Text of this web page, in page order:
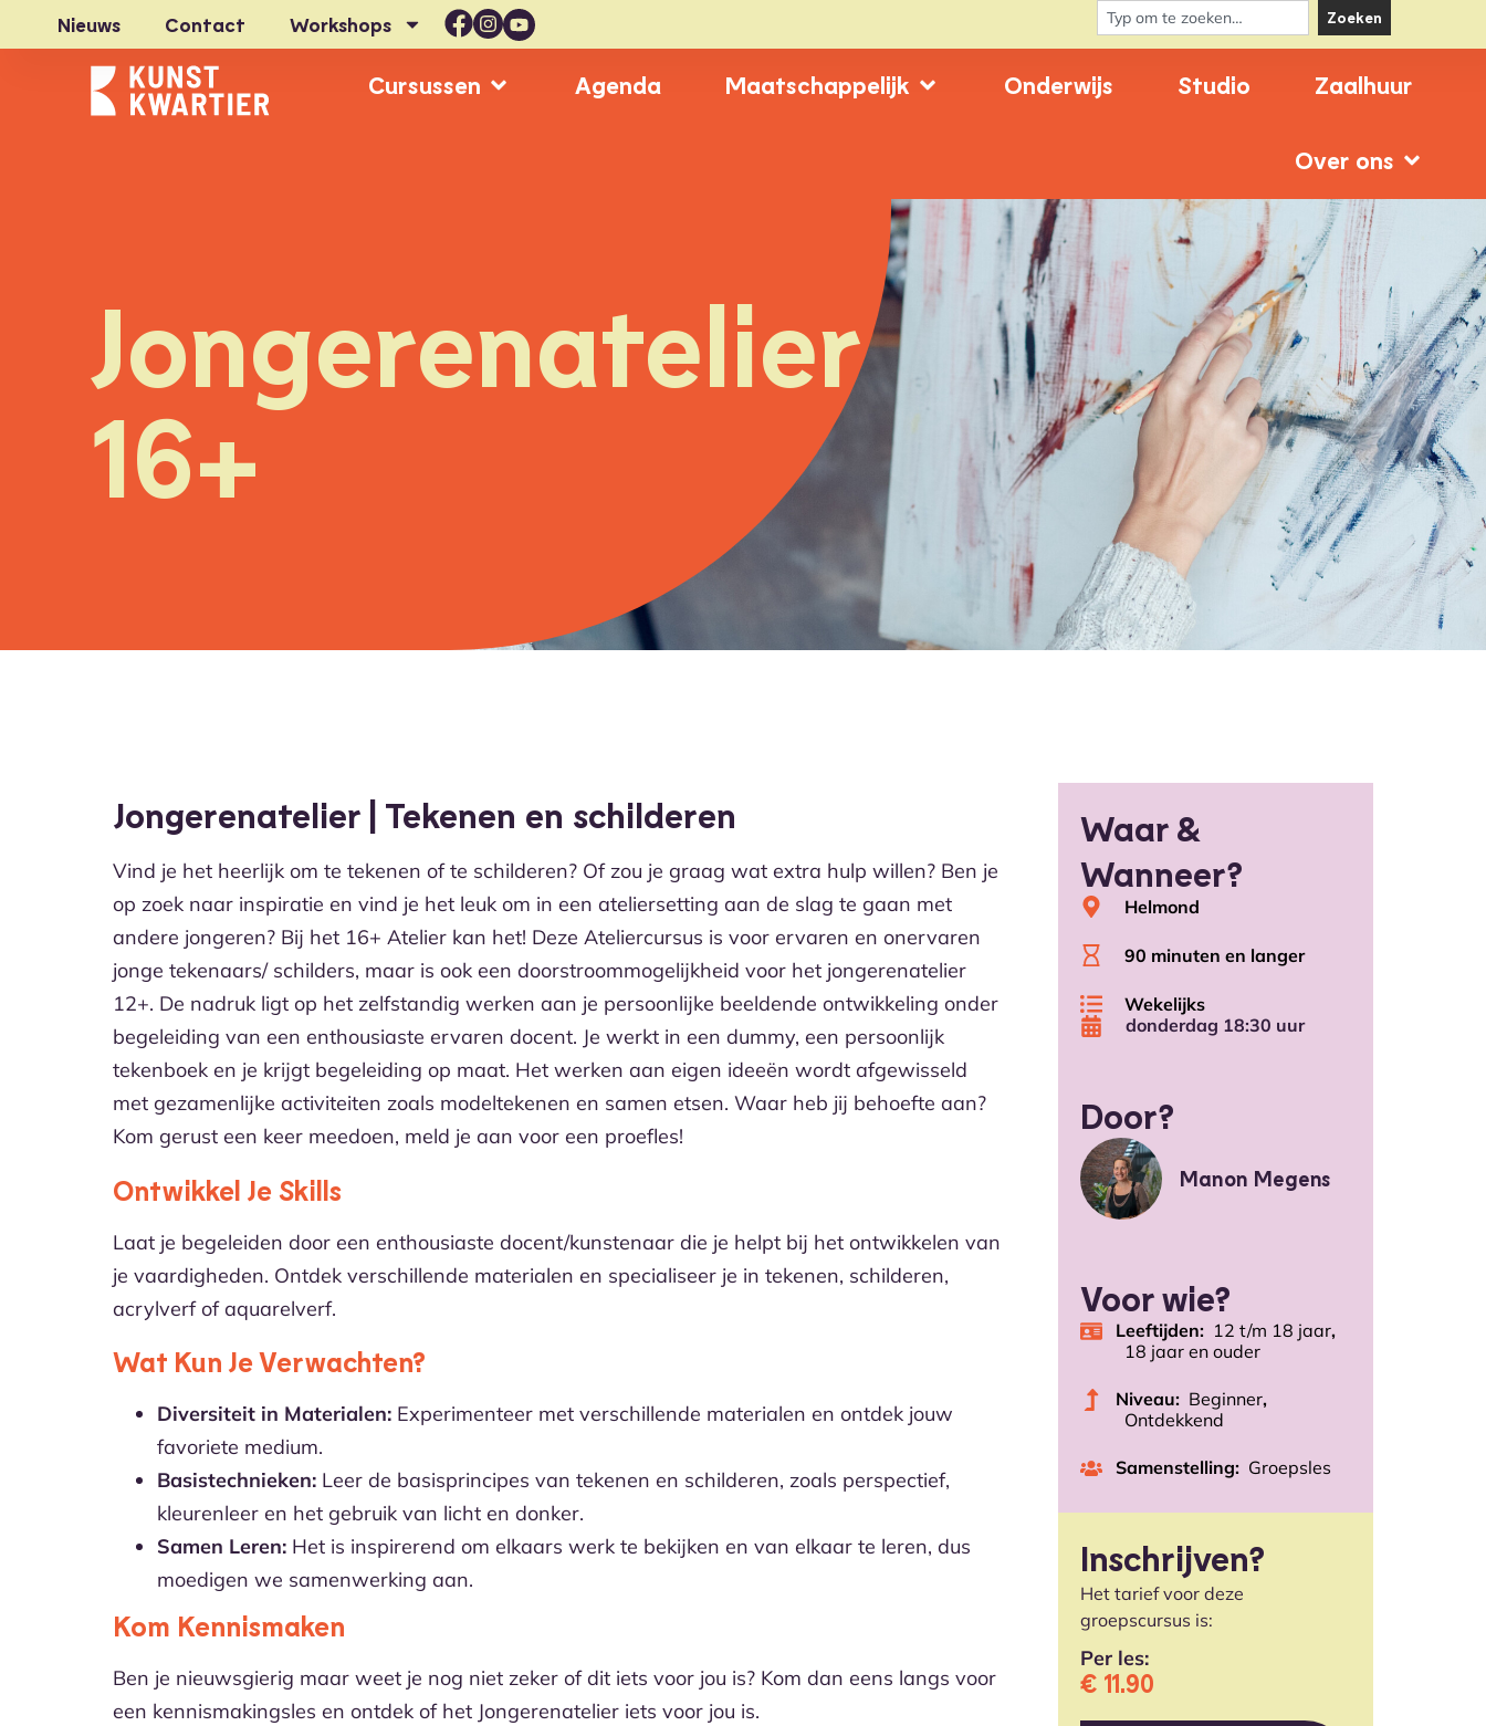
Nieuws Contact Workshops Zoeken
Cursussen Agenda Maatschappelijk Onderwijs Studio Zaalhuur
Over ons
Jongerenatelier
16+
Jongerenatelier | Tekenen en schilderen
Vind je het heerlijk om te tekenen of te schilderen? Of zou je graag wat extra hulp willen? Ben je
op zoek naar inspiratie en vind je het leuk om in een ateliersetting aan de slag te gaan met
andere jongeren? Bij het 16+ Atelier kan het! Deze Ateliercursus is voor ervaren en onervaren
jonge tekenaars/ schilders, maar is ook een doorstroommogelijkheid voor het jongerenatelier
12+. De nadruk ligt op het zelfstandig werken aan je persoonlijke beeldende ontwikkeling onder
begeleiding van een enthousiaste ervaren docent. Je werkt in een dummy, een persoonlijk
tekenboek en je krijgt begeleiding op maat. Het werken aan eigen ideeën wordt afgewisseld
met gezamenlijke activiteiten zoals modeltekenen en samen etsen. Waar heb jij behoefte aan?
Kom gerust een keer meedoen, meld je aan voor een proefles!
Ontwikkel Je Skills
Laat je begeleiden door een enthousiaste docent/kunstenaar die je helpt bij het ontwikkelen van
je vaardigheden. Ontdek verschillende materialen en specialiseer je in tekenen, schilderen,
acrylverf of aquarelverf.
Wat Kun Je Verwachten?
Diversiteit in Materialen: Experimenteer met verschillende materialen en ontdek jouw
favoriete medium.
Basistechnieken: Leer de basisprincipes van tekenen en schilderen, zoals perspectief,
kleurenleer en het gebruik van licht en donker.
Samen Leren: Het is inspirerend om elkaars werk te bekijken en van elkaar te leren, dus
moedigen we samenwerking aan.
Kom Kennismaken
Ben je nieuwsgierig maar weet je nog niet zeker of dit iets voor jou is? Kom dan eens langs voor
een kennismakingsles en ontdek of het Jongerenatelier iets voor jou is.
Waar &
Wanneer?
Helmond
90 minuten en langer
Wekelijks
donderdag 18:30 uur
Door?
Manon Megens
Voor wie?
Leeftijden: 12 t/m 18 jaar,
18 jaar en ouder
Niveau: Beginner,
Ontdekkend
Samenstelling: Groepsles
Inschrijven?
Het tarief voor deze
groepscursus is:
€ 11.90
Per les: